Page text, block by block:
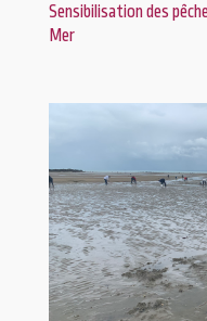
Sensibilisation des
Mer